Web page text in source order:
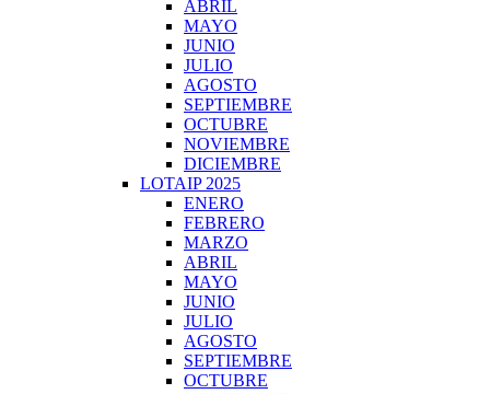
ABRIL
MAYO
JUNIO
JULIO
AGOSTO
SEPTIEMBRE
OCTUBRE
NOVIEMBRE
DICIEMBRE
LOTAIP 2025
ENERO
FEBRERO
MARZO
ABRIL
MAYO
JUNIO
JULIO
AGOSTO
SEPTIEMBRE
OCTUBRE